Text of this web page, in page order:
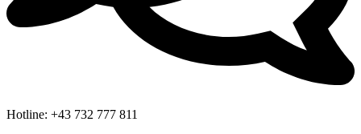
Hotline: +43 732 777 811